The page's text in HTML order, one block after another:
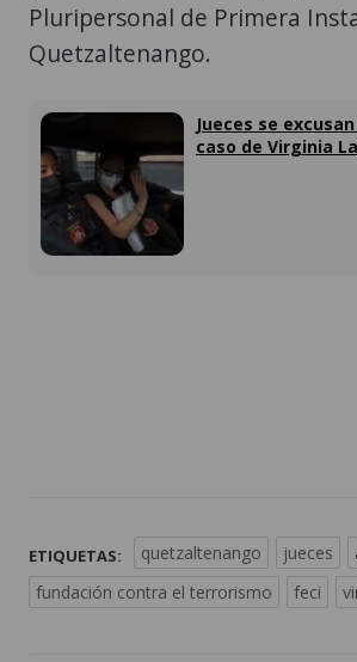
Pluripersonal de Primera
Quetzaltenango.
Jueces se
caso de Virginia
ETIQUETAS: quetzaltenango jueces
fundación contra el terrorismo
feci